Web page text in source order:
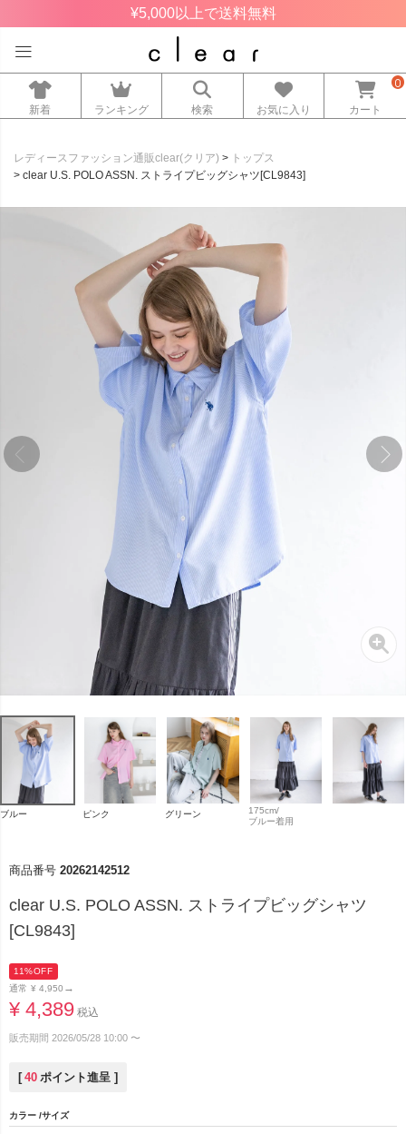
¥5,000以上で送料無料
新着 ランキング 検索 お気に入り カート
0
レディースファッション通販clear(クリア)
トップス
clear U.S. POLO ASSN. ストライプビッグシャツ[CL9843]
ブルー ピンク グリーン
175cm/
ブルー着用
商品番号 20262142512
clear U.S. POLO ASSN. ストライプビッグシャツ
[CL9843]
11%OFF
通常 ¥ 4,950 →
¥ 4,389 税込
販売期間 2026/05/28 10:00 〜
[ 40 ポイント進呈 ]
カラー サイズ